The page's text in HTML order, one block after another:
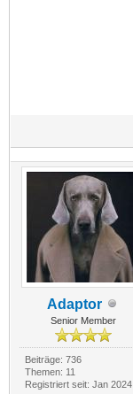
Adaptor
Senior Member
Beiträge: 736
Themen: 11
Registriert seit: Jan 2024